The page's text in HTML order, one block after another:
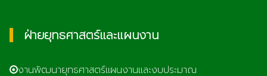
ฝ่ายยุทธศาสตร์และแผนงาน
งานพัฒนายุทธศาสตร์แผนงานและงบประมาณ